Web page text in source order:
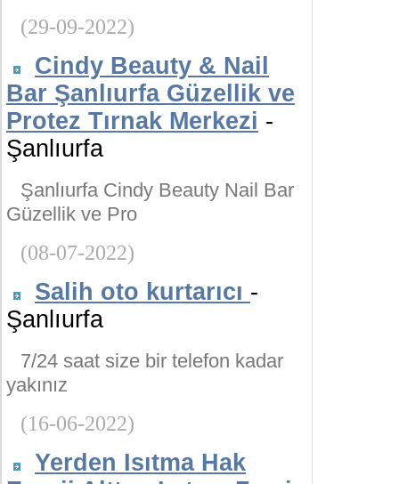
(29-09-2022)
Cindy Beauty & Nail
Bar Şanlıurfa Güzellik ve
Protez Tırnak Merkezi -
Şanlıurfa
Şanlıurfa Cindy Beauty Nail Bar
Güzellik ve Pro
(08-07-2022)
Salih oto kurtarıcı -
Şanlıurfa
7/24 saat size bir telefon kadar
yakınız
(16-06-2022)
Yerden Isıtma Hak